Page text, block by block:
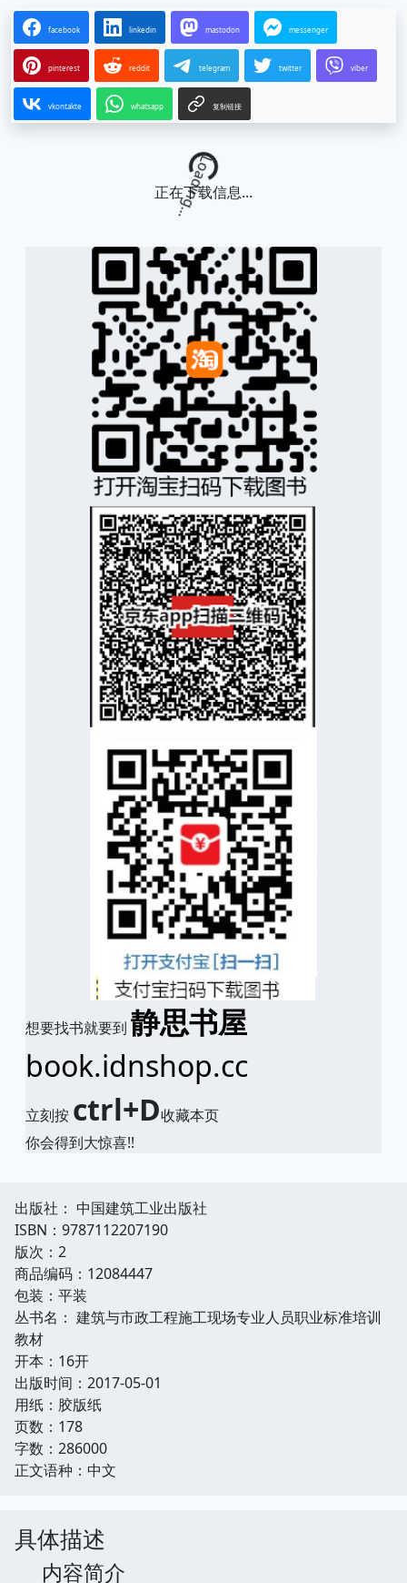
facebook linkedin mastodon messenger
pinterest reddit telegram twitter viber
vkontakte whatsapp 复制链接
Loading...
正在下载信息...
想要找书就要到 静思书屋
book.idnshop.cc
立刻按 ctrl+D收藏本页
你会得到大惊喜!!
出版社： 中国建筑工业出版社
ISBN：9787112207190
版次：2
商品编码：12084447
包装：平装
丛书名： 建筑与市政工程施工现场专业人员职业标准培训
教材
开本：16开
出版时间：2017-05-01
用纸：胶版纸
页数：178
字数：286000
正文语种：中文
具体描述
内容简介